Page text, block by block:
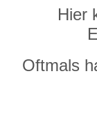
Hier
Oftmals